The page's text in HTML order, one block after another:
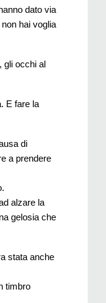
dato via
hai voglia
gli occhi al
E fare la
di
a prendere
alzare la
gelosia che
stata anche
timbro